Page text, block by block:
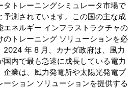
タトレーニングシミュレータ市場で
測されています。この国の主な成
ネルギー インフラストラクチャの
トレーニング ソリューションを必
2024 年 8 月、カナダ政府は、風力
内で最も急速に成長している電力
業は、風力発電所や太陽光発電プ
ション ソリューションを提供する